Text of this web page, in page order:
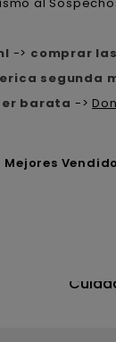
-> comprar
segunda
barata ->
Mejores